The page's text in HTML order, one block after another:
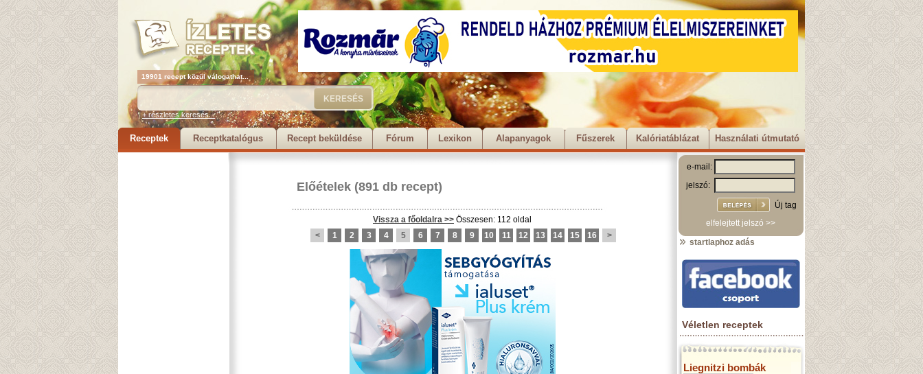
19901 recept közül válogathat...
+ részletes keresés...
Receptek Receptkatalógus Recept beküldése Fórum Lexikon Alapanyagok Fűszerek Kalóriatáblázat Használati útmutató
Előételek (891 db recept)
Vissza a főoldalra >> Összesen: 112 oldal
<
1 2 3 4 5 6 7 8 9 10 11 12 13 14 15 16 >
e-mail:
jelszó:
Új tag
elfelejtett jelszó >>
startlaphoz adás
Véletlen receptek
Liegnitzi bombák